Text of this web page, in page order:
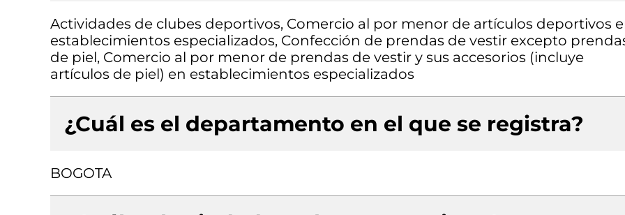
Actividades de clubes deportivos, Comercio al por menor de artículos deportivos
establecimientos especializados, Confección de prendas de vestir excepto
de piel, Comercio al por menor de prendas de vestir y sus accesorios (incluye
artículos de piel) en establecimientos especializados
¿Cuál es el departamento en el que se registra?
BOGOTA